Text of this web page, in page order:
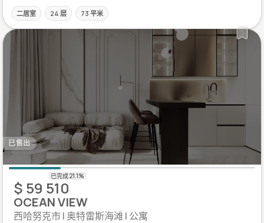
二居室 24 层 73 平米
已售出
$ 59 510
OCEAN VIEW
西哈努克市 | 奥特雷斯海滩 | 公寓